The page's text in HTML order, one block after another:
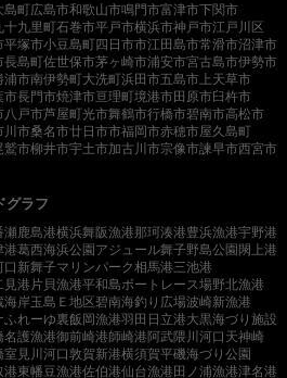
島町広島市和歌山市鳴門市富津市下関市
十九里町石巻市平戸市横浜市神戸市江戸川区
平塚市小豆島町四日市市江田島市常滑市沼津市
長島町佐世保市茅ヶ崎市浦安市宮古島市伊勢市
浦市南伊勢町大洗町浜田市五島市 上天草市
市長門市焼津市亘理町境港市田原市臼杵市
八戸市芦屋町光市舞鶴市行橋市碧南市高松市
川市桑名市廿日市市福岡市赤穂市屋久島町
鷲市柳井市宇土市加古川市宗像市諫早市西宮市
グラフ
瀬 鹿島港横浜舞阪漁港那珂湊港豊浜漁港宇野港
港葛西海浜公園アジュール舞子野島公園閖上港
口 新舞子マリンパーク相馬港三池港
見港 片貝漁港平和島ボートレース場野北漁港
海岸玉島Ｅ地区碧南海釣り広場波崎新漁港
ふれーゆ裏飯岡漁港羽田 日立港大黒海づり施設
名護漁港御前崎港師崎港阿武隈川河口 天神崎
室見川河口敦賀新港横須賀平磯海づり公園
港東幡豆漁港佐伯港仙台漁港田ノ浦漁港津名港